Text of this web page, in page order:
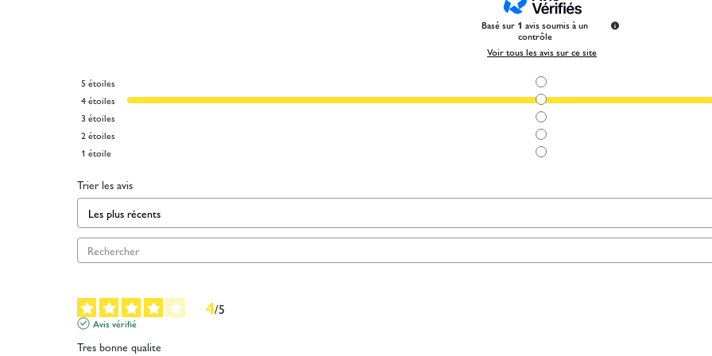
Basé sur 1 avis soumis à un
contrôle
Voir tous les avis sur ce site
5étoiles
4étoiles
3 étoiles
2étoiles
1 étoile
Trier les avis
4/5
Avis vérifié
Tres bonne qualite